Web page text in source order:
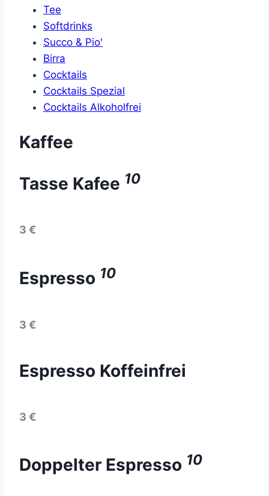
Tee
Softdrinks
Succo & Pio'
Birra
Cocktails
Cocktails Spezial
Cocktails Alkoholfrei
Kaffee
Tasse Kafee 10
3 €
Espresso 10
3 €
Espresso Koffeinfrei
3 €
Doppelter Espresso 10